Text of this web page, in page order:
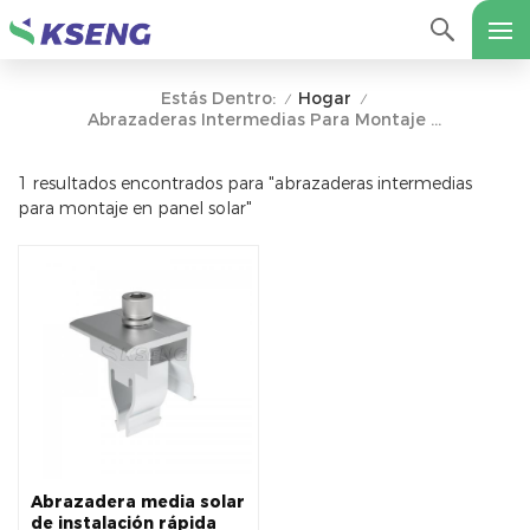
Estás Dentro: / Hogar /
Abrazaderas Intermedias Para Montaje En Panel Solar
1 resultados encontrados para "abrazaderas intermedias
para montaje en panel solar"
Abrazadera media solar
de instalación rápida